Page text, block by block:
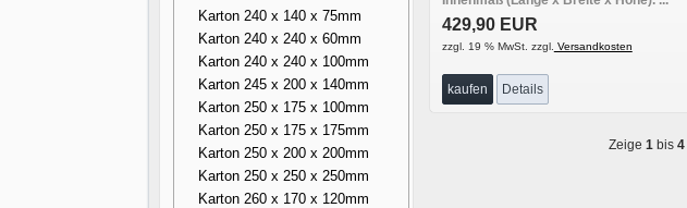
Karton 240 x 140 x 75mm
Karton 240 x 240 x 60mm
Karton 240 x 240 x 100mm
Karton 245 x 200 x 140mm
Karton 250 x 175 x 100mm
Karton 250 x 175 x 175mm
Karton 250 x 200 x 200mm
Karton 250 x 250 x 250mm
Karton 260 x 170 x 120mm
429,90 EUR
zzgl. 19 % MwSt. zzgl. Versandkosten
kaufen Details
Zeige1 bis4